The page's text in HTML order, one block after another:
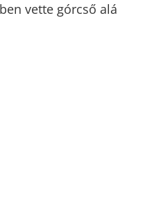
vette górcső alá